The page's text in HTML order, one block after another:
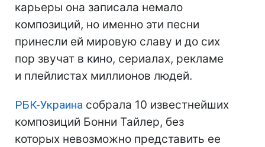
карьеры она записала немало
композиций, но именно эти песни
принесли ей мировую славу и до сих
пор звучат в кино, сериалах, рекламе
и плейлистах миллионов людей.
РБК-Украина собрала 10 известнейших
композиций Бонни Тайлер, без
которых невозможно представить ее